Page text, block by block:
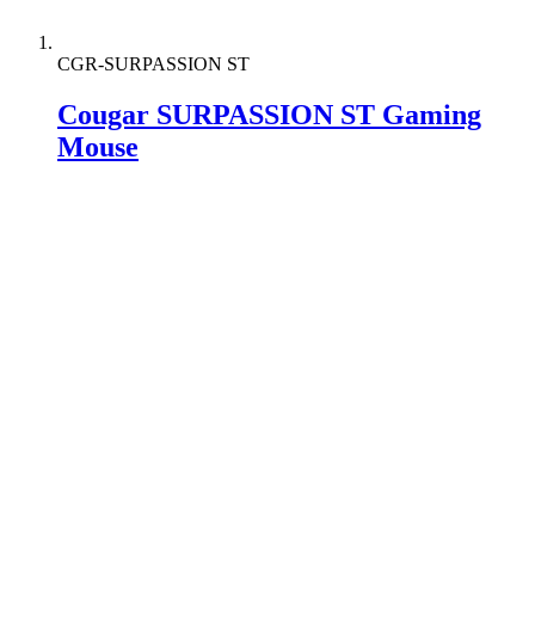
CGR-SURPASSION ST
Cougar SURPASSION ST Gaming
Mouse